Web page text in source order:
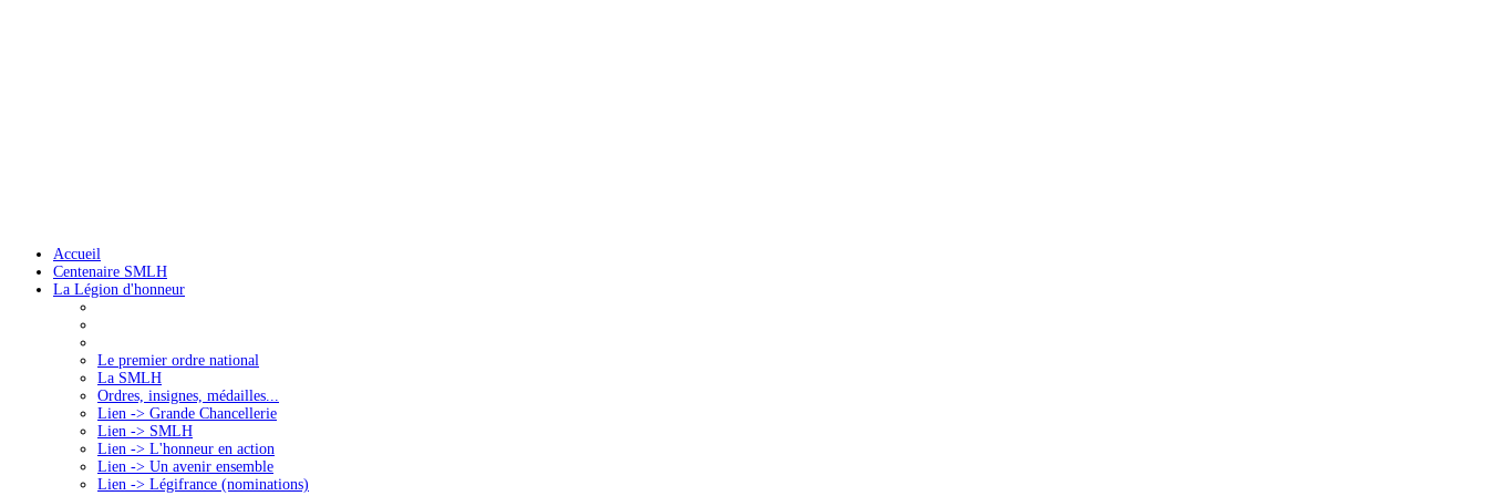
Accueil
Centenaire SMLH
La Légion d'honneur
Le premier ordre national
La SMLH
Ordres, insignes, médailles...
Lien -> Grande Chancellerie
Lien -> SMLH
Lien -> L'honneur en action
Lien -> Un avenir ensemble
Lien -> Légifrance (nominations)